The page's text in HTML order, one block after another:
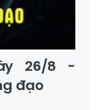
26/8 -
đạo